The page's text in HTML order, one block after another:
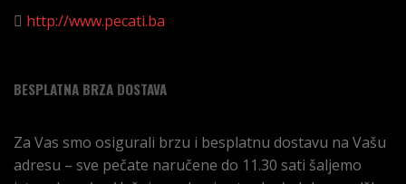
http://www.pecati.ba
BESPLATNA BRZA DOSTAVA
Za Vas smo osigurali brzu i besplatnu dostavu na Vašu
adresu – sve pečate naručene do 11.30 sati šaljemo